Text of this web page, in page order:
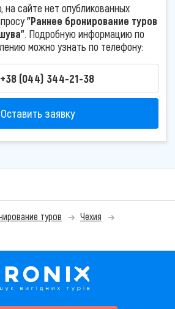
на сайте нет опубликованных
"Раннее бронирование туров
. Подробную информацию по
можно узнать по телефону:
+38 (044) 344-21-38
Оставить заявку
туров
Чехия